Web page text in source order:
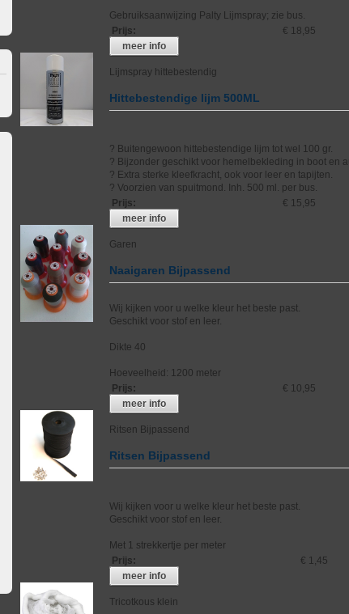
Gebruiksaanwijzing Palty Lijmspray; zie bus.
Prijs:
€ 18,95
meer info
Lijmspray hittebestendig
Hittebestendige lijm 500ML
? Buitengewoon hittebestendige lijm tot wel 100 gr.
? Bijzonder geschikt voor hemelbekleding in boot en
? Extra sterke kleefkracht, ook voor leer en tapijten.
? Voorzien van spuitmond. Inh. 500 ml. per bus.
Prijs:
€ 15,95
meer info
Garen
Naaigaren Bijpassend
Wij kijken voor u welke kleur het beste past.
Geschikt voor stof en leer.
Dikte 40
Hoeveelheid: 1200 meter
Prijs:
€ 10,95
meer info
Ritsen Bijpassend
Ritsen Bijpassend
Wij kijken voor u welke kleur het beste past.
Geschikt voor stof en leer.
Met 1 strekkertje per meter
Prijs:
€ 1,45
meer info
Tricotkous klein